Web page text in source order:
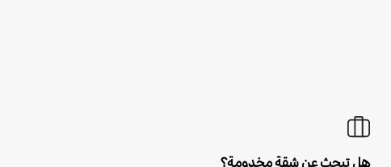
هل تبحث عن شقة مخدومة؟